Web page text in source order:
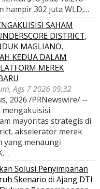
hampir 302 juta WLD,…
SAHAM
DISTRICT,
MAGLIANO,
KEDUA DALAM
MEREK
Ags 7 2026 09:32
2026 /PRNewswire/ --
mayoritas strategis di
akselerator merek
yang menaungi
Solusi Penyimpanan
Skenario di Ajang DTI